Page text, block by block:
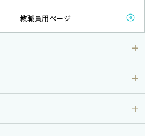
教職員用ページ